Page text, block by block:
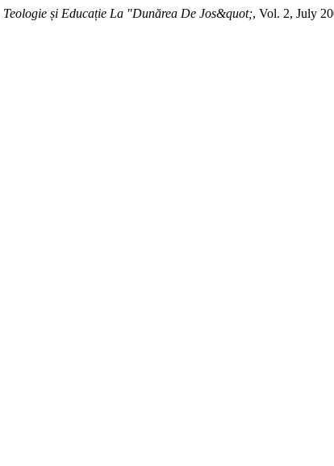
Teologie și Educație La "Dunărea De Jos&quot;, Vol. 2, July